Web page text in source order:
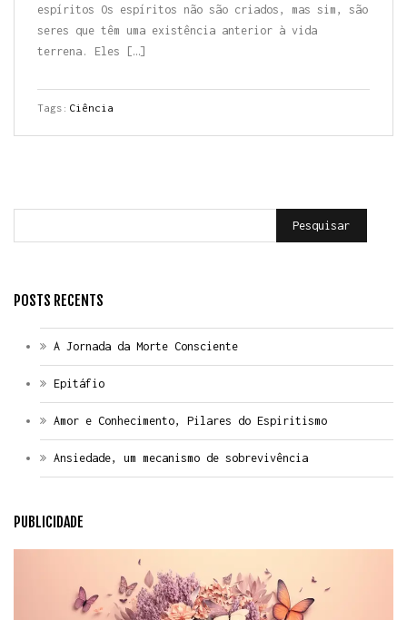
espíritos Os espíritos não são criados, mas sim, são
seres que têm uma existência anterior à vida
terrena. Eles […]
Tags: Ciência
Pesquisar
POSTS RECENTS
A Jornada da Morte Consciente
Epitáfio
Amor e Conhecimento, Pilares do Espiritismo
Ansiedade, um mecanismo de sobrevivência
PUBLICIDADE